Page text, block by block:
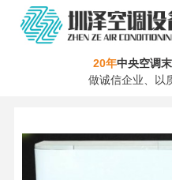
20年中央空调
做诚信企业、以